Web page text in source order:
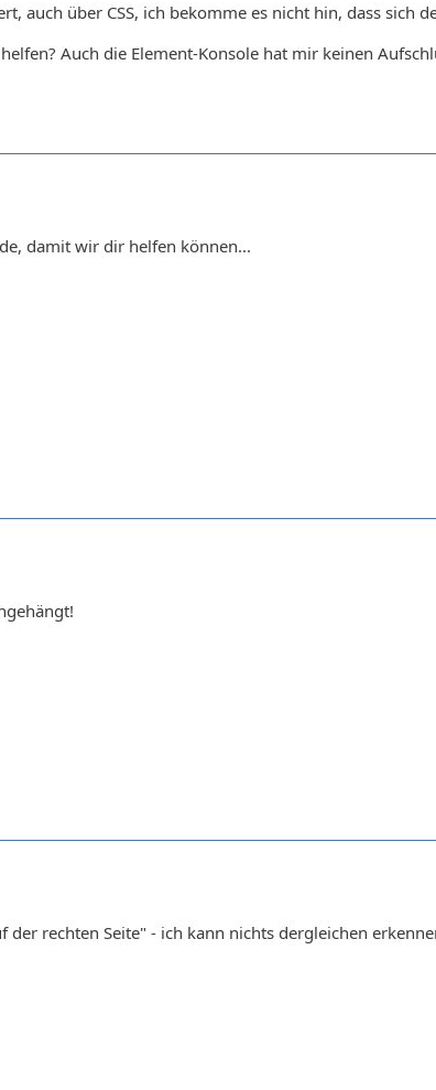
auch über CSS, ich bekomme es nicht hin, dass sich
Auch die Element-Konsole hat mir keinen
damit wir dir helfen können...
der rechten Seite" - ich kann nichts dergleichen